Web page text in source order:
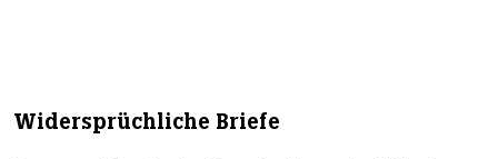
Widersprüchliche Briefe